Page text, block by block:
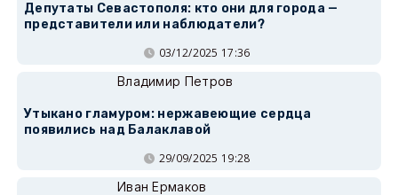
Депутаты Севастополя: кто они для города —
представители или наблюдатели?
03/12/2025 17:36
Владимир Петров
Утыкано гламуром: нержавеющие сердца
появились над Балаклавой
29/09/2025 19:28
Иван Ермаков